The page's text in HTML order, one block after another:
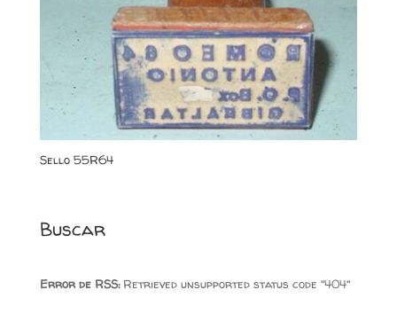
Sello 55R64
Buscar
Error de RSS:Retrieved unsupported status code "404"